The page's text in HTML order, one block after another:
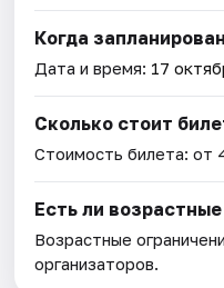
Когда
Дата и время: 17
Сколько стоит
Стоимость билета: от
Есть ли
Возрастные
организаторов.